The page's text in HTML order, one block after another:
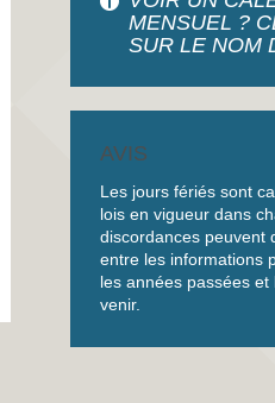
MENSUEL ?
SUR LE NOM
AVIS
Les jours fériés sont
lois en vigueur dans
discordances peuvent
entre les informations
les années passées et
venir.